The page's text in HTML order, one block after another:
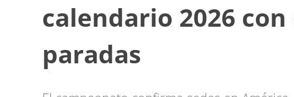
calendario 2026
paradas